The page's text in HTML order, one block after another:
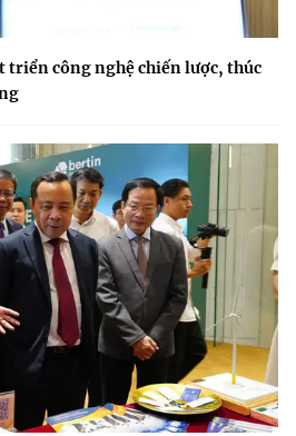
triển công nghệ chiến lược, thúc